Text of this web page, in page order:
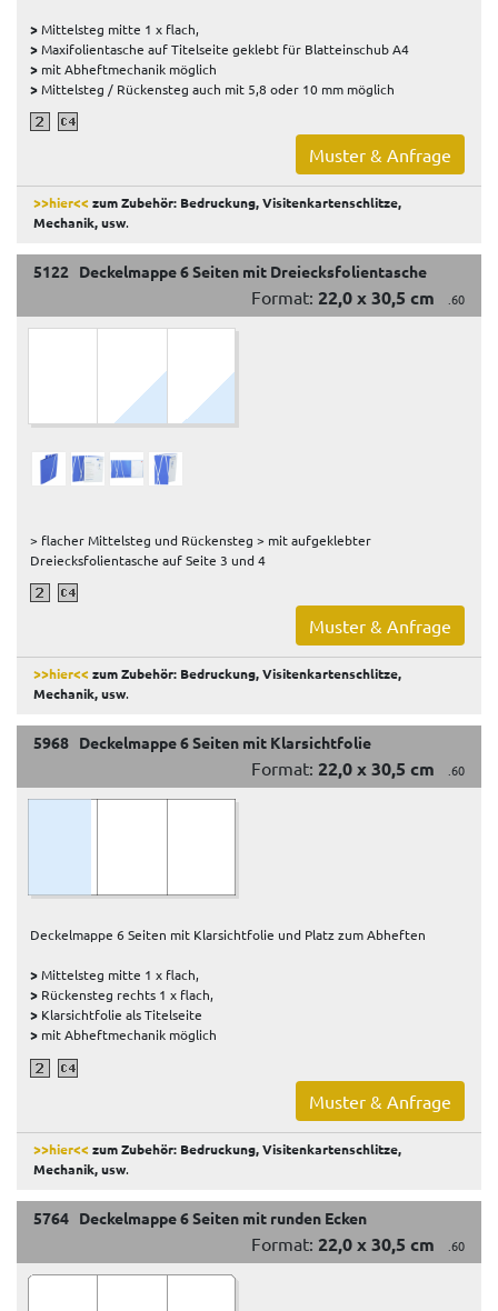
>Mittelsteg mitte 1 x flach,
>Maxifolientasche auf Titelseite geklebt für Blatteinschub A4
> mit Abheftmechanik möglich
>Mittelsteg / Rückensteg auch mit 5,8 oder 10 mm möglich
Muster & Anfrage
>>hier<<zum Zubehör: Bedruckung, Visitenkartenschlitze,
Mechanik, usw.
5122 Deckelmappe 6 Seiten mit Dreiecksfolientasche
Format: 22,0 x 30,5 cm .60
> flacher Mittelsteg und Rückensteg > mit aufgeklebter
Dreiecksfolientasche auf Seite 3 und 4
Muster & Anfrage
>>hier<<zum Zubehör: Bedruckung, Visitenkartenschlitze,
Mechanik, usw.
5968 Deckelmappe 6 Seiten mit Klarsichtfolie
Format: 22,0 x 30,5 cm .60
Deckelmappe 6 Seiten mit Klarsichtfolie und Platz zum Abheften
>Mittelsteg mitte 1 x flach,
> Rückensteg rechts 1 x flach,
> Klarsichtfolie als Titelseite
> mit Abheftmechanik möglich
Muster & Anfrage
>>hier<<zum Zubehör: Bedruckung, Visitenkartenschlitze,
Mechanik, usw.
5764 Deckelmappe 6 Seiten mit runden Ecken
Format: 22,0 x 30,5 cm .60